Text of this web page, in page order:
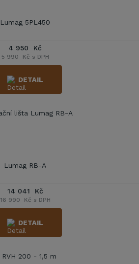
Lumag 5PL450
4 950 Kč
5 990 Kč s DPH
DETAIL
Lumag RB-A
14 041 Kč
16 990 Kč s DPH
DETAIL